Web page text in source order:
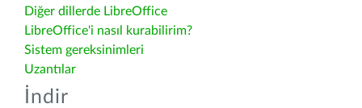
Diğer dillerde LibreOffice
LibreOffice'i nasıl kurabilirim?
Sistem gereksinimleri
Uzantılar
İndir